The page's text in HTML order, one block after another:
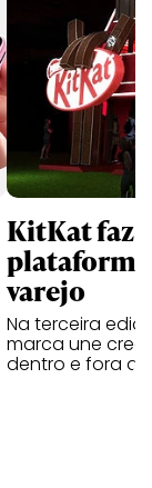
KitKat faz
plataforma
varejo
Na terceira
marca une
dentro e fora